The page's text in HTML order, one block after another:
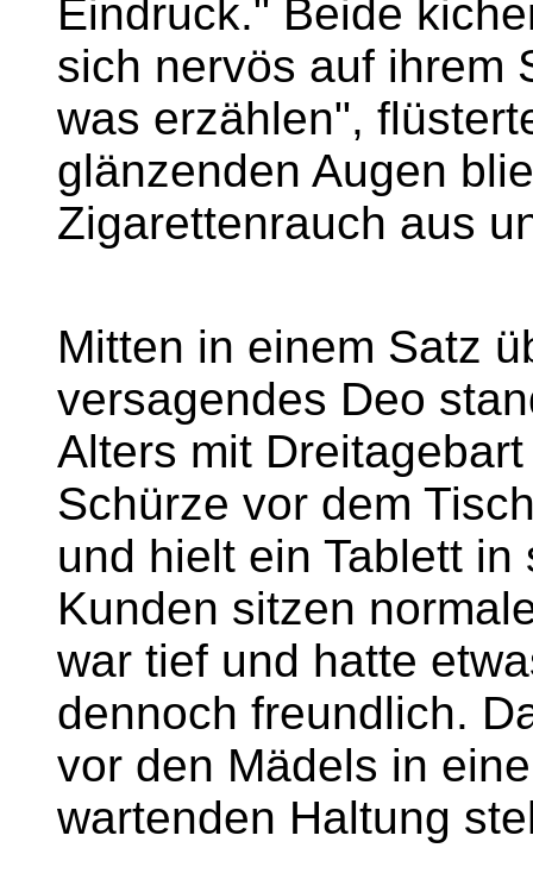
Eindruck." Beide
sich nervös auf ihrem
was erzählen",
glänzenden Augen
Zigarettenrauch aus
Mitten in einem Satz
versagendes Deo
Alters mit
Schürze vor dem
und hielt ein Tablett
Kunden sitzen
war tief und hatte
dennoch freundlich.
vor den Mädels in
wartenden Haltung